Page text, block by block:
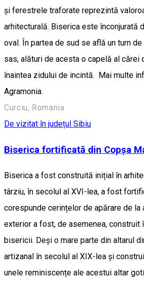
și ferestrele traforate reprezintă
arhitecturală. Biserica este înconjurată
oval. În partea de sud se află un turn
sas, alături de acesta o capelă al cărei
înaintea zidului de incintă. Mai multe
Agramonia.
Curciu, Romania
De vizitat în județul Sibiu
Biserica fortificată din Copșa
Biserica a fost construită inițial în
târziu, în secolul al XVI-lea, a fost
corespunde cerințelor de apărare de la
exterior a fost, de asemenea,
bisericii. Deși o mare parte din altarul
artizanal în secolul al XIX-lea și
unele reminiscențe ale acestui altar